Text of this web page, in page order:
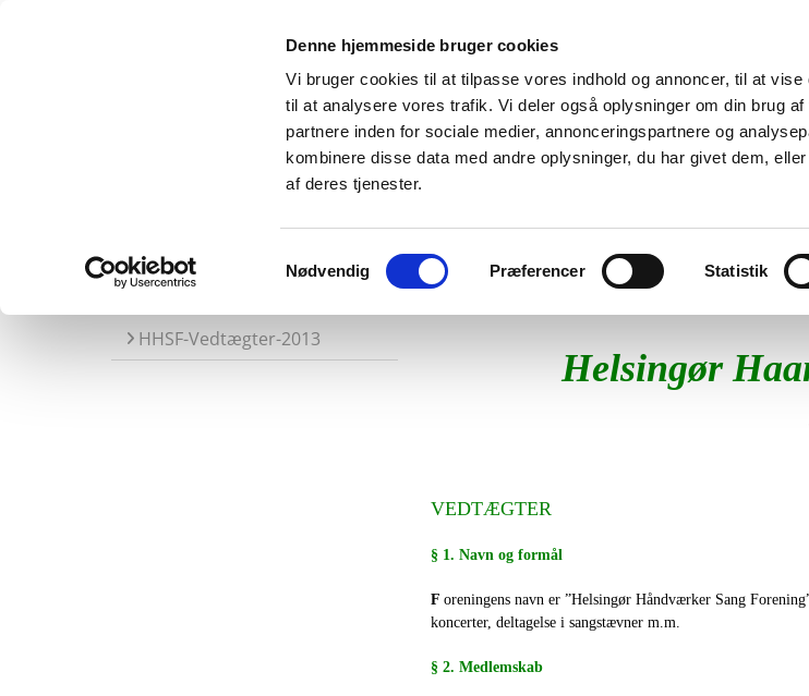
Denne hjemmeside bruger cookies
Vi bruger cookies til at tilpasse vores indhold og annoncer, til at
til at analysere vores trafik. Vi deler også oplysninger om din brug
partnere inden for sociale medier, annonceringspartnere og
kombinere disse data med andre oplysninger, du har givet dem,
af deres tjenester.
Nødvendig Præferencer Statistik
Selskabslokale Kontakt
Download
HHSF-Vedtægter-2013
Helsingør
VEDTÆGTER
§ 1. Navn og formål
F oreningens navn er ”Helsingør Håndværker Sang
koncerter, deltagelse i sangstævner m.m.
§ 2. Medlemskab